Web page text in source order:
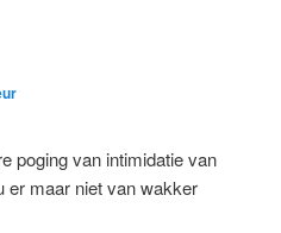
poging van intimidatie van
er maar niet van wakker